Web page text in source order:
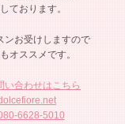
ております。
ンお受けしますので
オススメです。
い合わせはこちら
6628-5010